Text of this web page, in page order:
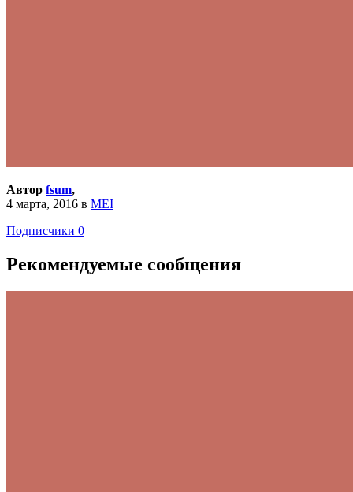
Автор fsum,
4 марта, 2016 в MEI
Подписчики 0
Рекомендуемые сообщения